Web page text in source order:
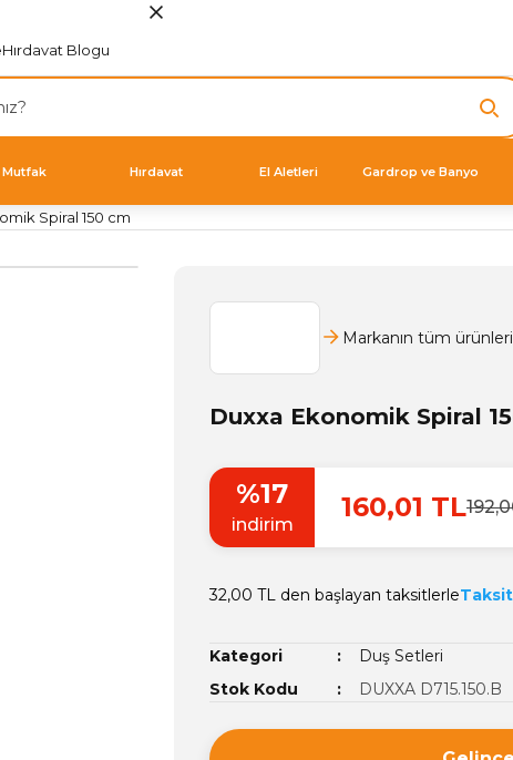
Hırdavat Blogu
Mutfak Hırdavat El Aletleri Gardrop ve Banyo
Spiral 150 cm
Markanın tüm ürünleri
Duxxa Ekonomik Spiral
%17
indirim
160,01 TL
32,00 TL den başlayan taksitlerle
Kategori
Duş Setleri
Stok Kodu
DUXXA D715.150.B